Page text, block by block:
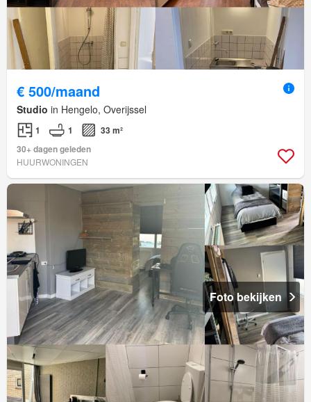
€ 500/maand
Studio in Hengelo, Overijssel
1 1
33 m²
30+ dagen geleden
HUURWONINGEN
Foto bekijken